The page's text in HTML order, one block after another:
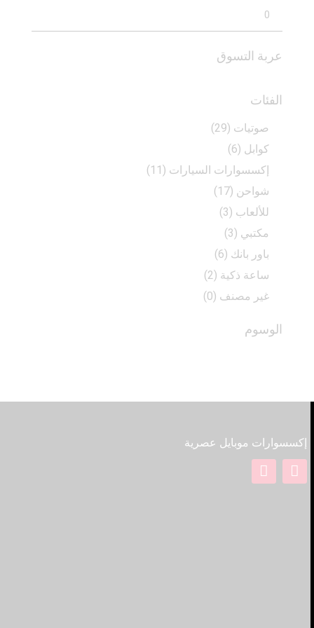
عربة التسوق
الفئات
صوتيات
كوابل
إكسسوارات السيارات
شواحن
للألعاب
مكتبي
باور بانك
ساعة ذكية
غير مصنف
الوسوم
إكسسوارات موبايل عصرية